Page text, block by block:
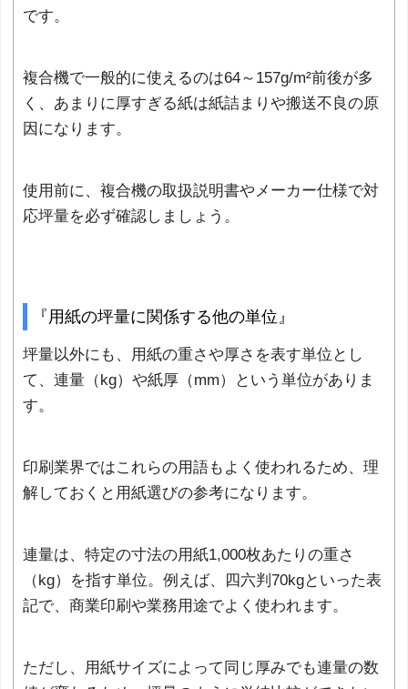
です。
複合機で一般的に使えるのは64～157g/m²前後が多
く、あまりに厚すぎる紙は紙詰まりや搬送不良の原
因になります。
使用前に、複合機の取扱説明書やメーカー仕様で対
応坪量を必ず確認しましょう。
『用紙の坪量に関係する他の単位』
坪量以外にも、用紙の重さや厚さを表す単位とし
て、連量（kg）や紙厚（mm）という単位がありま
す。
印刷業界ではこれらの用語もよく使われるため、理
解しておくと用紙選びの参考になります。
連量は、特定の寸法の用紙1,000枚あたりの重さ
（kg）を指す単位。例えば、四六判70kgといった表
記で、商業印刷や業務用途でよく使われます。
ただし、用紙サイズによって同じ厚みでも連量の数